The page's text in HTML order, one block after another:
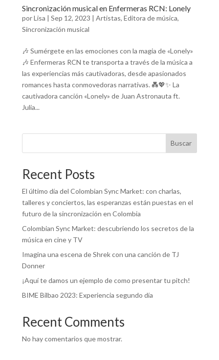
Sincronización musical en Enfermeras RCN: Lonely
porLisa | Sep 12, 2023 | Artistas, Editora de música,
Sincronización musical
🎶 Sumérgete en las emociones con la magia de «Lonely»
🎶 Enfermeras RCN te transporta a través de la música a
las experiencias más cautivadoras, desde apasionados
romances hasta conmovedoras narrativas. 💑💖✨ La
cautivadora canción «Lonely» de Juan Astronauta ft.
Julia...
Buscar
Recent Posts
El último día del Colombian Sync Market: con charlas,
talleres y conciertos, las esperanzas están puestas en el
futuro de la sincronización en Colombia
Colombian Sync Market: descubriendo los secretos de la
música en cine y TV
Imagina una escena de Shrek con una canción de TJ
Donner
¡Aquí te damos un ejemplo de como presentar tu pitch!
BIME Bilbao 2023: Experiencia segundo día
Recent Comments
No hay comentarios que mostrar.